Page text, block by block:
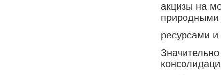
акцизы на
природными
ресурсами